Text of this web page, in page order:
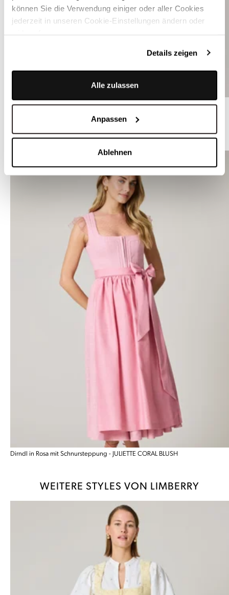
können Sie die Verwendung einiger oder aller Cookies
jederzeit in unseren Cookie-Einstellungen ändern oder
Details zeigen
Alle zulassen
Anpassen
Ablehnen
Weiße Dirndlbluse mit Puffärmeln - MALVA
MEHR IN DER FARBE
Dirndl in Rosa mit Schnursteppung - JULIETTE CORAL BLUSH
WEITERE STYLES VON LIMBERRY